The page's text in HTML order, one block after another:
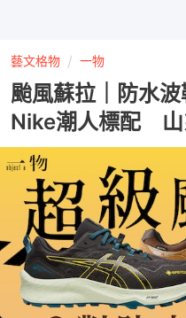
藝文格物 一物
颱風蘇拉｜防水
Nike潮人標配 山